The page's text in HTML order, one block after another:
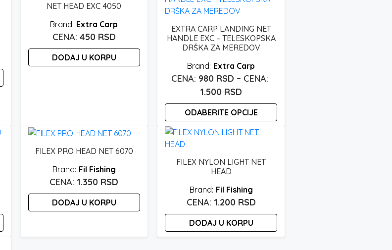
varijanti.
biti
NET HEAD EXC 4050
Extra Carp
450 RSD
DODAJ U KORPU
EXTRA CARP LANDING NET
HANDLE EXC – TELESKOPSKA
DRŠKA ZA MEREDOV
Extra Carp
980 RSD –
1.500 RSD
cena:
od
980 rsd
1.500 rsd
ODABERITE OPCIJE
Ovaj
proizvod
više
biti
izabrane
FILEX PRO HEAD NET 6070
Fil Fishing
1.350 RSD
DODAJ U KORPU
FILEX NYLON LIGHT NET
HEAD
Fil Fishing
1.200 RSD
DODAJ U KORPU